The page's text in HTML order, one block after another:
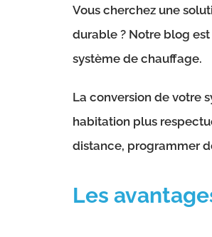
Vous cherchez une
durable ? Notre blog
système de chauffage.
La conversion de votre
habitation plus
distance, programmer
Les